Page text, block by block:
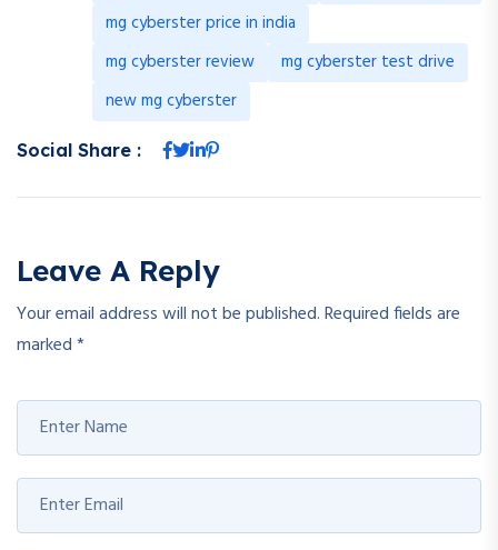
mg cyberster price in india
mg cyberster review
mg cyberster test drive
new mg cyberster
Social Share :
Leave A Reply
Your email address will not be published.Required fields are
marked*